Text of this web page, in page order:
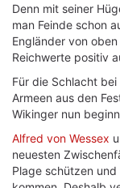
Denn mit seiner
man Feinde schon
Engländer von
Reichwerte positiv
Für die Schlacht
Armeen aus den
Wikinger nun
Alfred von Wessex
neuesten
Plage schützen